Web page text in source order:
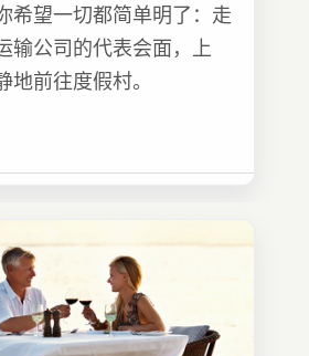
希望一切都简单明了：走
输公司的代表会面，上
地前往度假村。